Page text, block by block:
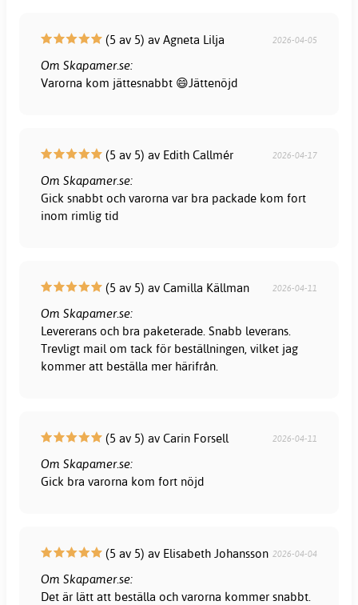
(5 av 5) av Agneta Lilja 2026-04-05
Om Skapamer.se:
Varorna kom jättesnabbt 😄Jättenöjd
(5 av 5) av Edith Callmér 2026-04-17
Om Skapamer.se:
Gick snabbt och varorna var bra packade kom fort
inom rimlig tid
(5 av 5) av Camilla Källman 2026-04-11
Om Skapamer.se:
Levererans och bra paketerade. Snabb leverans.
Trevligt mail om tack för beställningen, vilket jag
kommer att beställa mer härifrån.
(5 av 5) av Carin Forsell 2026-04-11
Om Skapamer.se:
Gick bra varorna kom fort nöjd
(5 av 5) av Elisabeth Johansson 2026-04-04
Om Skapamer.se:
Det är lätt att beställa och varorna kommer snabbt.